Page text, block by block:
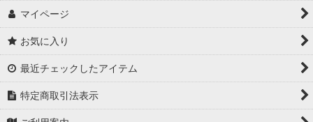
マイページ
お気に入り
最近チェックしたアイテム
特定商取引法表示